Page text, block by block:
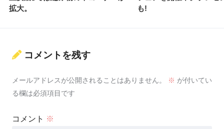
拡大。
も!
コメントを残す
メールアドレスが公開されることはありません。 ※ が付いてい
る欄は必須項目です
コメント ※